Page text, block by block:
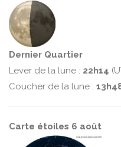
Dernier Quartier
Lever de la lune : 22h14
Coucher de la lune :
Carte étoiles 6 août